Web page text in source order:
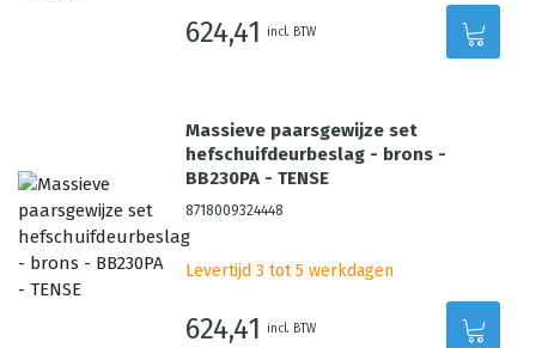
624,41 incl. BTW
Massieve paarsgewijze set
hefschuifdeurbeslag - brons -
BB230PA - TENSE
8718009324448
Levertijd 3 tot 5 werkdagen
624,41 incl. BTW